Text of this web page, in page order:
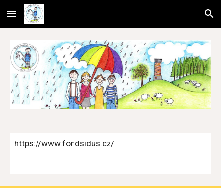
Skip to main content Skip to navigation
https://www.fondsidus.cz/